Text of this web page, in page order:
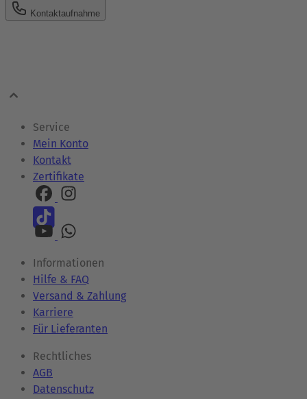
Kontaktaufnahme
Service
Mein Konto
Kontakt
Zertifikate
Informationen
Hilfe & FAQ
Versand & Zahlung
Karriere
Für Lieferanten
Rechtliches
AGB
Datenschutz